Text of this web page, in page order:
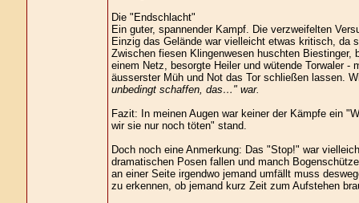
Die "Endschlacht"
Ein guter, spannender Kampf. Die verzweifelten
Einzig das Gelände war vielleicht etwas kritisch, da
Zwischen fiesen Klingenwesen huschten Biestinger,
einem Netz, besorgte Heiler und wütende Torwaler
äusserster Müh und Not das Tor schließen lassen.
unbedingt schaffen, das…" war.
Fazit: In meinen Augen war keiner der Kämpfe ein
wir sie nur noch töten" stand.
Doch noch eine Anmerkung: Das "Stop!" war
dramatischen Posen fallen und manch
an einer Seite irgendwo jemand umfällt muss
zu erkennen, ob jemand kurz Zeit zum Aufstehen